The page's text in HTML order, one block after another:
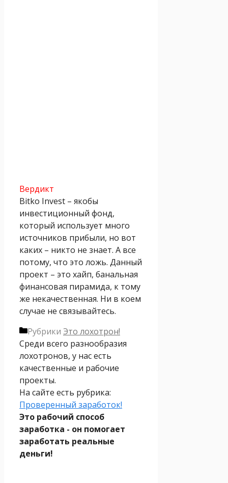
Вердикт
Bitko Invest – якобы
инвестиционный фонд,
который использует много
источников прибыли, но вот
каких – никто не знает. А все
потому, что это ложь. Данный
проект – это хайп, банальная
финансовая пирамида, к тому
же некачественная. Ни в коем
случае не связывайтесь.
Рубрики Это лохотрон!
Среди всего разнообразия
лохотронов, у нас есть
качественные и рабочие
проекты.
На сайте есть рубрика:
Проверенный заработок!
Это рабочий способ
заработка - он помогает
заработать реальные
деньги!